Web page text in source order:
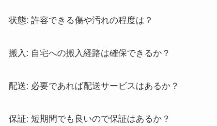
状態: 許容できる傷や汚れの程度は？
搬入: 自宅への搬入経路は確保できるか？
配送: 必要であれば配送サービスはあるか？
保証: 短期間でも良いので保証はあるか？